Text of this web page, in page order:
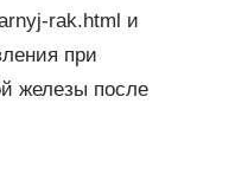
rak.html и
при
железы после